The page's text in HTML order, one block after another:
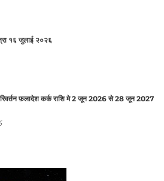
१६ जुलाई २०२६
फ़लादेश कर्क राशि मे 2 जून 2026 से 28 जून 2027